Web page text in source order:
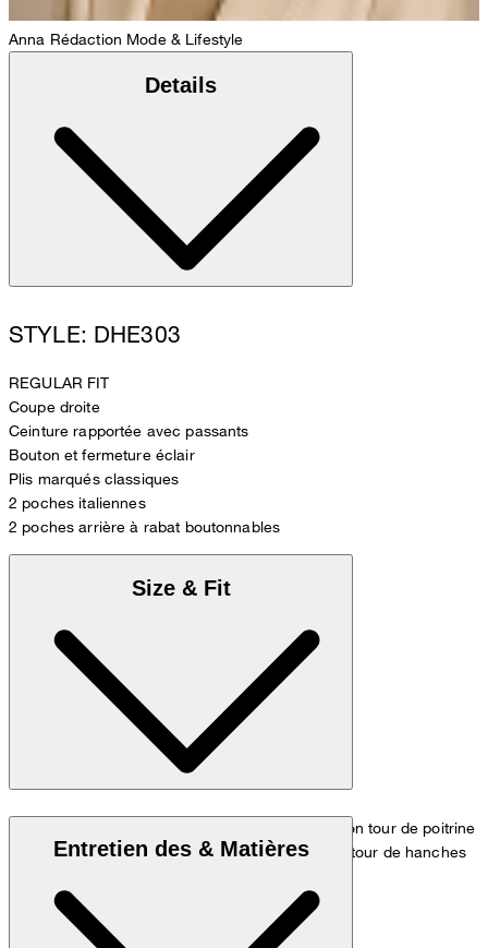
Anna Rédaction Mode & Lifestyle
Details
STYLE: DHE303
REGULAR FIT
Coupe droite
Ceinture rapportée avec passants
Bouton et fermeture éclair
Plis marqués classiques
2 poches italiennes
2 poches arrière à rabat boutonnables
Size & Fit
Le modèle porte la taille 36 et mesure 1,80 m, son tour de poitrine
est de 83 cm, son tour de taille de 60 cm et son tour de hanches
Tableau des mesures
Entretien des & Matières